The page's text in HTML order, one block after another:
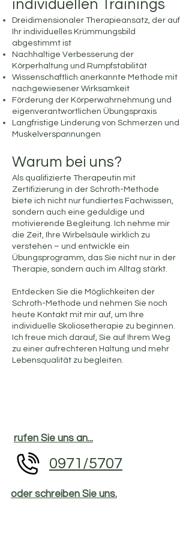
individuellen Trainings
Dreidimensionaler Therapieansatz, der auf
Ihr individuelles Krümmungsbild
abgestimmt ist
Nachhaltige Verbesserung der
Körperhaltung und Rumpfstabilität
Wissenschaftlich anerkannte Methode mit
nachgewiesener Wirksamkeit
Förderung der Körperwahrnehmung und
eigenverantwortlichen Übungspraxis
Langfristige Linderung von Schmerzen und
Muskelverspannungen
Warum bei uns?
Als qualifizierte Therapeutin mit
Zertifizierung in der Schroth-Methode
biete ich nicht nur fundiertes Fachwissen,
sondern auch eine geduldige und
motivierende Begleitung. Ich nehme mir
die Zeit, Ihre Wirbelsäule wirklich zu
verstehen – und entwickle ein
Übungsprogramm, das Sie nicht nur in der
Therapie, sondern auch im Alltag stärkt.
Entdecken Sie die Möglichkeiten der
Schroth-Methode und nehmen Sie noch
heute Kontakt mit mir auf, um Ihre
individuelle Skoliosetherapie zu beginnen.
Ich freue mich darauf, Sie auf Ihrem Weg
zu einer aufrechteren Haltung und mehr
Lebensqualität zu begleiten.
rufen Sie uns an...
0971/5707
oder schreiben Sie uns.